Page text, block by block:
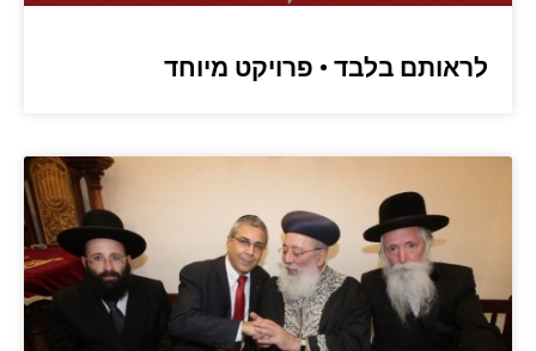
לראותם בלבד • פרויקט מיוחד